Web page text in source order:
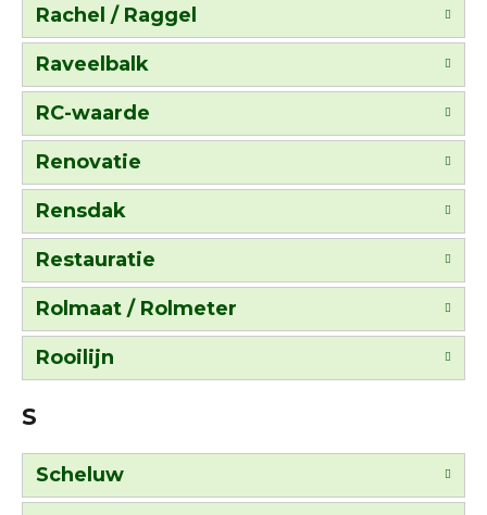
Rachel / Raggel
Raveelbalk
RC-waarde
Renovatie
Rensdak
Restauratie
Rolmaat / Rolmeter
Rooilijn
S
Scheluw